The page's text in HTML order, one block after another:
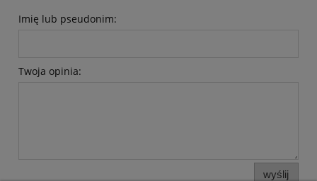
Imię lub pseudonim:
Twoja opinia:
wyślij